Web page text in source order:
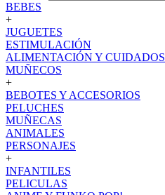
BEBES
+
JUGUETES
ESTIMULACIÓN
ALIMENTACIÓN Y CUIDADOS
MUÑECOS
+
BEBOTES Y ACCESORIOS
PELUCHES
MUÑECAS
ANIMALES
PERSONAJES
+
INFANTILES
PELICULAS